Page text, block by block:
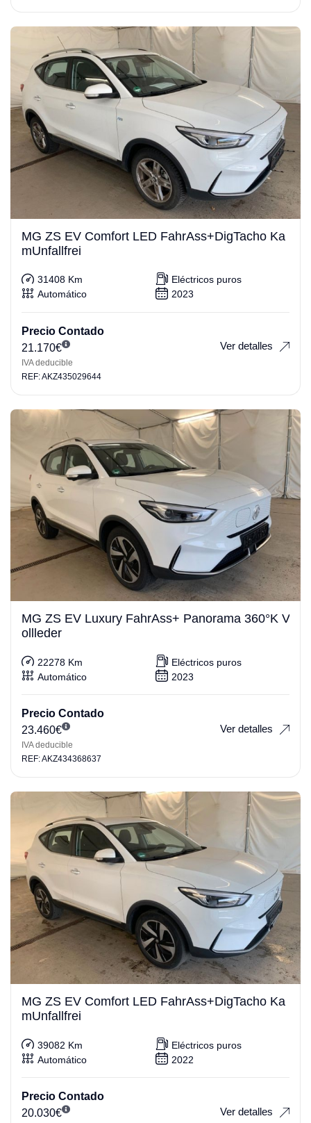
MG ZS EV Comfort LED FahrAss+DigTacho Ka
mUnfallfrei
31408 Km
Eléctricos puros
Automático
2023
Precio Contado
21.170€
IVA deducible
Ver detalles
REF: AKZ435029644
MG ZS EV Luxury FahrAss+ Panorama 360°K V
ollleder
22278 Km
Eléctricos puros
Automático
2023
Precio Contado
23.460€
IVA deducible
Ver detalles
REF: AKZ434368637
MG ZS EV Comfort LED FahrAss+DigTacho Ka
mUnfallfrei
39082 Km
Eléctricos puros
Automático
2022
Precio Contado
20.030€ Ver detalles